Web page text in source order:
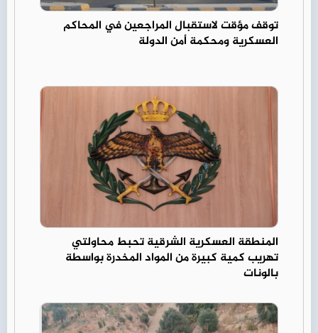
توقف مؤقت لاستقبال المراجعين في المحاكم
العسكرية ومحكمة أمن الدولة
المنطقة العسكرية الشرقية تحبط محاولتي
تهريب كمية كبيرة من المواد المخدرة بواسطة
بالونات